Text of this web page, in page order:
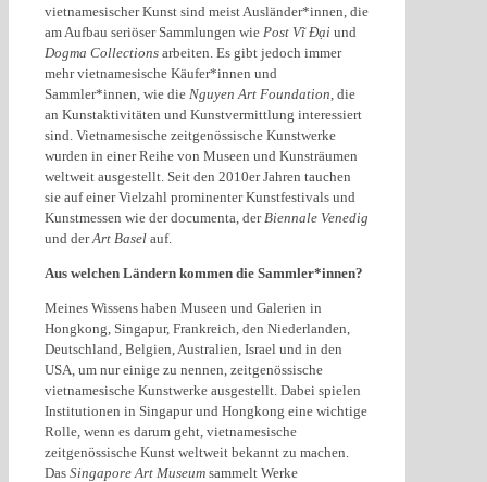
vietnamesischer Kunst sind meist Ausländer*innen, die
am Aufbau seriöser Sammlungen wie Post Vĩ Đại und
Dogma Collections arbeiten. Es gibt jedoch immer
mehr vietnamesische Käufer*innen und
Sammler*innen, wie die Nguyen Art Foundation , die
an Kunstaktivitäten und Kunstvermittlung interessiert
sind. Vietnamesische zeitgenössische Kunstwerke
wurden in einer Reihe von Museen und Kunsträumen
weltweit ausgestellt. Seit den 2010er Jahren tauchen
sie auf einer Vielzahl prominenter Kunstfestivals und
Kunstmessen wie der documenta, der Biennale Venedig
und derArt Basel auf.
Aus welchen Ländern kommen die Sammler*innen?
Meines Wissens haben Museen und Galerien in
Hongkong, Singapur, Frankreich, den Niederlanden,
Deutschland, Belgien, Australien, Israel und in den
USA, um nur einige zu nennen, zeitgenössische
vietnamesische Kunstwerke ausgestellt. Dabei spielen
Institutionen in Singapur und Hongkong eine wichtige
Rolle, wenn es darum geht, vietnamesische
zeitgenössische Kunst weltweit bekannt zu machen.
Das Singapore Art Museum sammelt Werke